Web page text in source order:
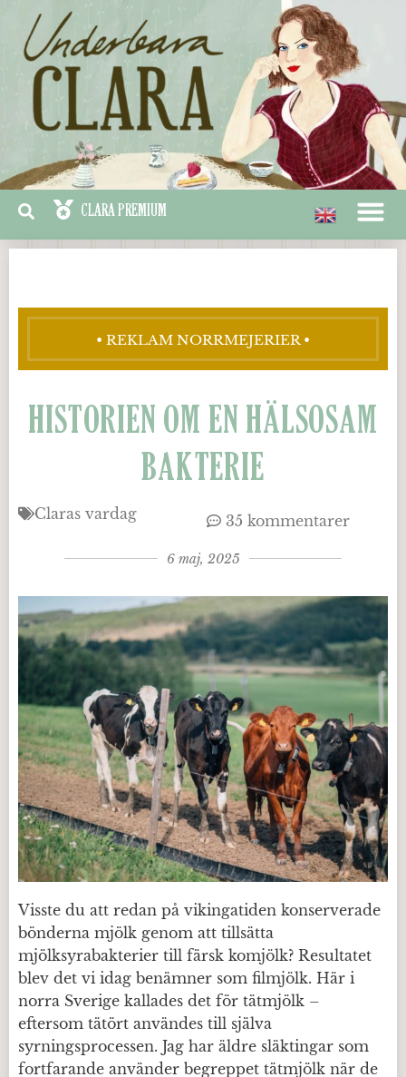
• REKLAM NORRMEJERIER •
HISTORIEN OM EN HÄLSOSAM
BAKTERIE
Claras vardag 35 kommentarer
6 maj, 2025
Visste du att redan på vikingatiden konserverade
bönderna mjölk genom att tillsätta
mjölksyrabakterier till färsk komjölk? Resultatet
blev det vi idag benämner som filmjölk. Här i
norra Sverige kallades det för tätmjölk –
eftersom tätört användes till själva
syrningsprocessen. Jag har äldre släktingar som
fortfarande använder begreppet tätmjölk när de